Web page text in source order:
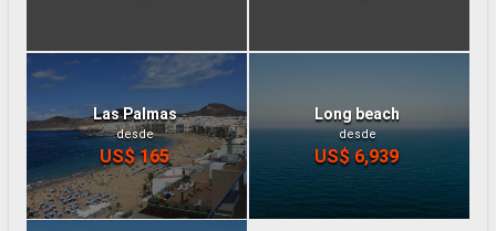
Las Palmas
desde
US$ 165
Long beach
desde
US$ 6,939